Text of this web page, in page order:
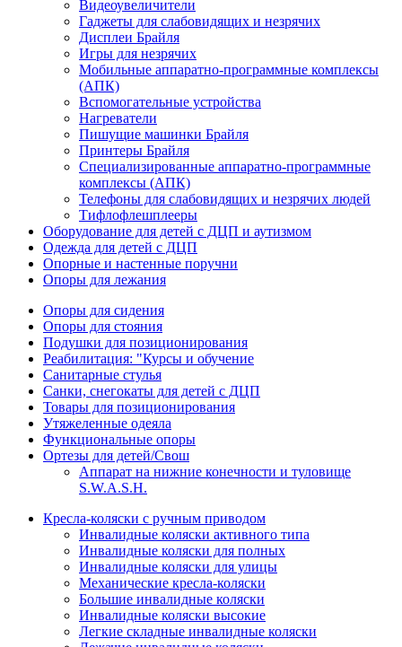
Видеоувеличители
Гаджеты для слабовидящих и незрячих
Дисплеи Брайля
Игры для незрячих
Мобильные аппаратно-программные комплексы
(АПК)
Вспомогательные устройства
Нагреватели
Пишущие машинки Брайля
Принтеры Брайля
Специализированные аппаратно-программные
комплексы (АПК)
Телефоны для слабовидящих и незрячих людей
Тифлофлешплееры
Оборудование для детей с ДЦП и аутизмом
Одежда для детей с ДЦП
Опорные и настенные поручни
Опоры для лежания
Опоры для сидения
Опоры для стояния
Подушки для позиционирования
Реабилитация: "Курсы и обучение
Санитарные стулья
Санки, снегокаты для детей с ДЦП
Товары для позиционирования
Утяжеленные одеяла
Функциональные опоры
Ортезы для детей/Свош
Аппарат на нижние конечности и туловище
S.W.A.S.H.
Кресла-коляски с ручным приводом
Инвалидные коляски активного типа
Инвалидные коляски для полных
Инвалидные коляски для улицы
Механические кресла-коляски
Большие инвалидные коляски
Инвалидные коляски высокие
Легкие складные инвалидные коляски